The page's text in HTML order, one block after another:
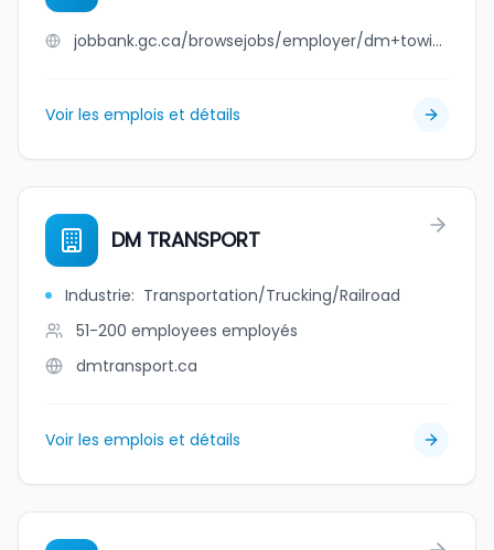
jobbank.gc.ca/browsejobs/employer/dm+towing+ltd./ca
Voir les emplois et détails
DM TRANSPORT
Industrie: Transportation/Trucking/Railroad
51-200 employees employés
dmtransport.ca
Voir les emplois et détails